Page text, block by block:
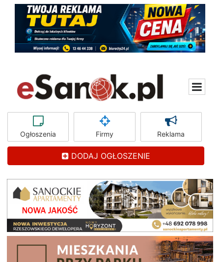
Ogłoszenia Firmy Reklama
DODAJ OGŁOSZENIE